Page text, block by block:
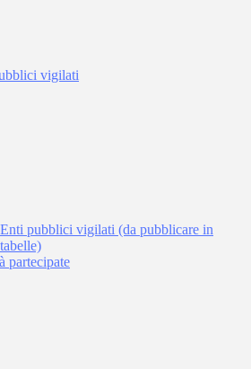
vigilati
Enti pubblici vigilati (da pubblicare in
tabelle)
partecipate